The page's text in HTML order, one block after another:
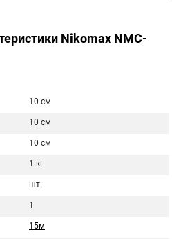
Nikomax NMC-
10 см
10 см
10 см
1 кг
шт.
1
15м